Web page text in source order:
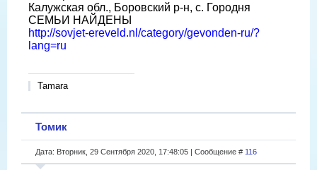
Калужская обл., Боровский р-н, с. Городня
СЕМЬИ НАЙДЕНЫ
http://sovjet-ereveld.nl/category/gevonden-ru/?
lang=ru
Tamara
Томик
Дата: Вторник, 29 Сентября 2020, 17:48:05 | Сообщение # 116